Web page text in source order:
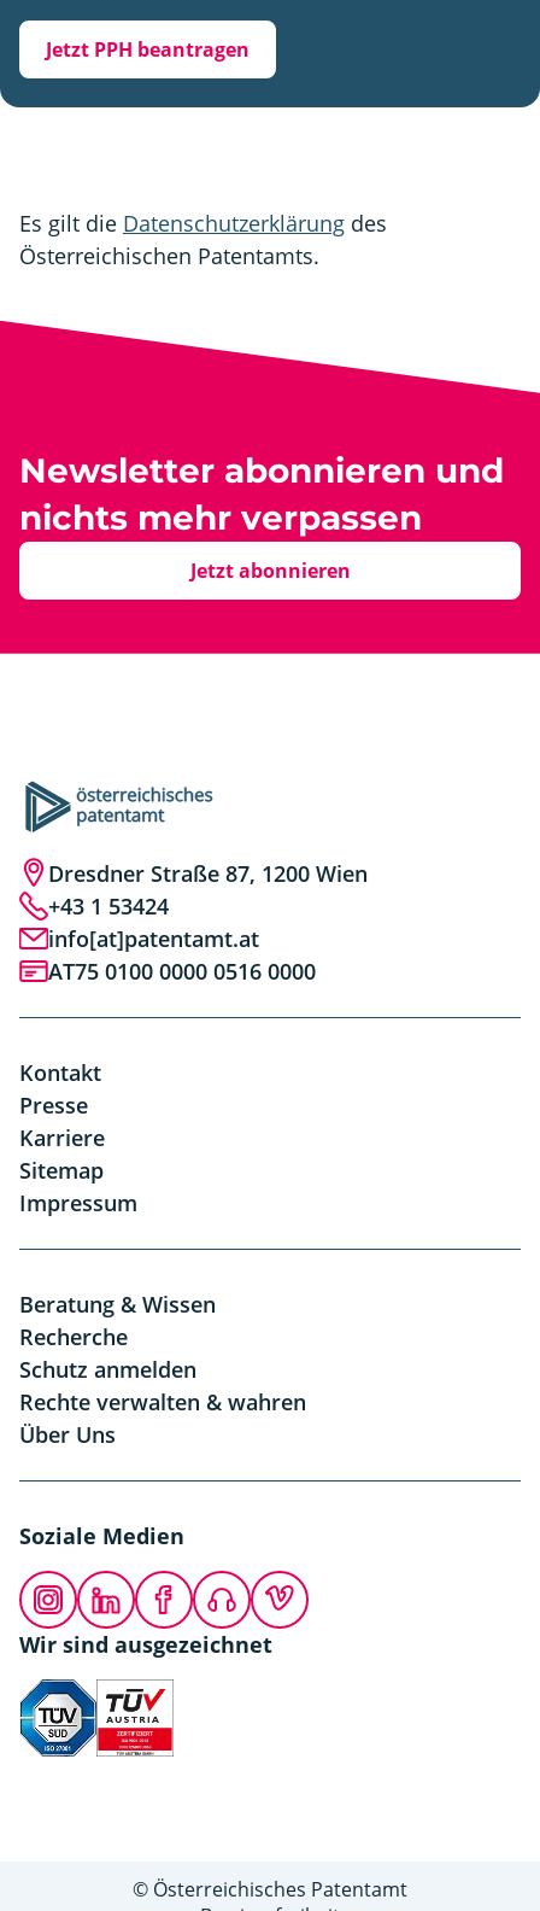
Jetzt PPH beantragen
Es gilt die Datenschutzerklärung des
Österreichischen Patentamts.
Newsletter abonnieren und
nichts mehr verpassen
Jetzt abonnieren
Dresdner Straße 87, 1200 Wien
+43 1 53424
info[at]patentamt.at
AT75 0100 0000 0516 0000
Kontakt
Presse
Karriere
Sitemap
Impressum
Beratung & Wissen
Recherche
Schutz anmelden
Rechte verwalten & wahren
Über Uns
Soziale Medien
InstagramLinkedInFacebookPodcastVimeo
Wir sind ausgezeichnet
© Österreichisches Patentamt